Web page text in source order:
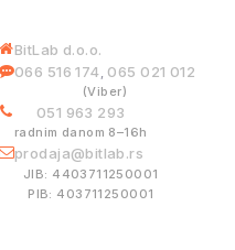
BitLab d.o.o.
066 516 174, 065 021 012
(Viber)
051 963 293
radnim danom 8–16h
prodaja@bitlab.rs
JIB: 4403711250001
PIB: 403711250001